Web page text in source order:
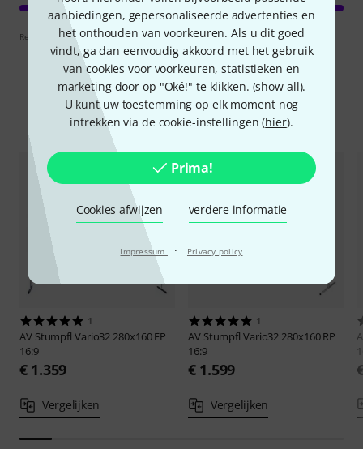
aanbiedingen, gepersonaliseerde advertenties en
het onthouden van voorkeuren. Als u dit goed
vindt, ga dan eenvoudig akkoord met het gebruik
van cookies voor voorkeuren, statistieken en
marketing door op "Oké!" te klikken. (show all).
U kunt uw toestemming op elk moment nog
intrekken via de cookie-instellingen (hier).
Prima!
Cookies afwijzen verdere informatie
Impressum · Privacy policy
Review richtlijnen
Vergelijk opties
1
AV Stumpfl Vario32 280x160 FP
16:9
€ 1.359
Vergelijken
1
AV Stumpfl Vario32 280x160 RP
16:9
€ 1.599
Vergelijken